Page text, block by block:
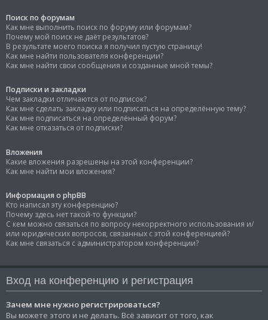
Поиск по форумам
Как мне выполнить поиск по форуму или форумам?
Почему мой поиск не даёт результатов?
В результате моего поиска я получил пустую страницу!
Как мне найти пользователя конференции?
Как мне найти свои сообщения и созданные мной темы?
Подписки и закладки
Чем закладки отличаются от подписок?
Как мне сделать закладку или подписаться на определённую тему?
Как мне подписаться на определённый форум?
Как мне отказаться от подписки?
Вложения
Какие вложения разрешены на этой конференции?
Как мне найти мои вложения?
Информация о phpBB
Кто написал эту конференцию?
Почему здесь нет такой-то функции?
С кем можно связаться по вопросу некорректного использования и/
или юридических вопросов, связанных с этой конференцией?
Как мне связаться с администратором конференции?
Вход на конференцию и регистрация
Зачем мне нужно регистрироваться?
Вы можете этого и не делать. Всё зависит от того, как